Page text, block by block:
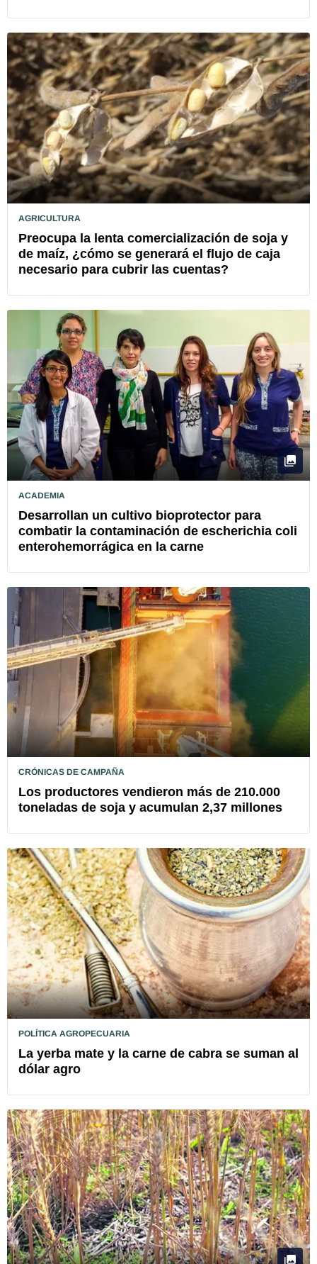
AGRICULTURA
Preocupa la lenta comercialización de soja y
de maíz, ¿cómo se generará el flujo de caja
necesario para cubrir las cuentas?
ACADEMIA
Desarrollan un cultivo bioprotector para
combatir la contaminación de escherichia coli
enterohemorrágica en la carne
CRÓNICAS DE CAMPAÑA
Los productores vendieron más de 210.000
toneladas de soja y acumulan 2,37 millones
POLÍTICA AGROPECUARIA
La yerba mate y la carne de cabra se suman al
dólar agro